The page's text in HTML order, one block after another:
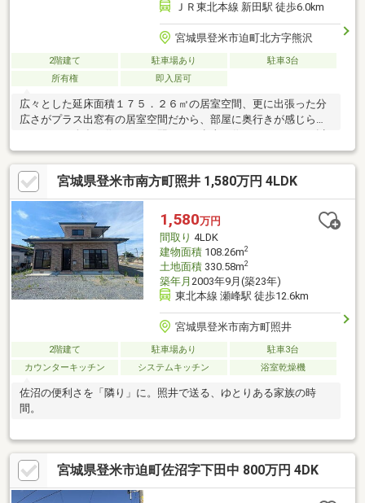
ＪＲ東北本線 新田駅 徒歩6.0km
宮城県登米市迫町北方字熊沢
2階建て 駐車場あり
駐車3台
所有権
即入居可
広々とした延床面積１７５．２６㎡の居室空間、更に出張った分
広さがプラス出窓有の居室空間だから、部屋に奥行きが感じられ
上付で、その上南向なので、陽が出ている時間が短い冬でも暖か
さキープ。ちなみに来客用にひとつを割り当てることもできるト
イレ２ヶ所有です。家族みんなのワガママにも応える７ＤＫ。是
非その目でお確かめください。
宮城県登米市南方町照井 1,580万円 4LDK
1,580万円
間取り 4LDK
建物面積108.26m2
土地面積330.58m2
築年月 2003年9月(築23年)
東北本線 瀬峰駅 徒歩12.6km
宮城県登米市南方町照井
2階建て 駐車場あり
駐車3台
カウンターキッチン
システムキッチン 浴室乾燥機
佐沼の便利さを「隣り」に。照井で送る、ゆとりある家族の時
間。
宮城県登米市迫町佐沼字下田中 800万円 4DK